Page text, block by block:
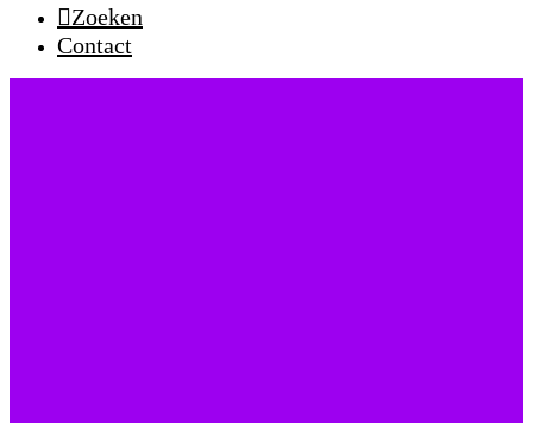
Zoeken
Contact